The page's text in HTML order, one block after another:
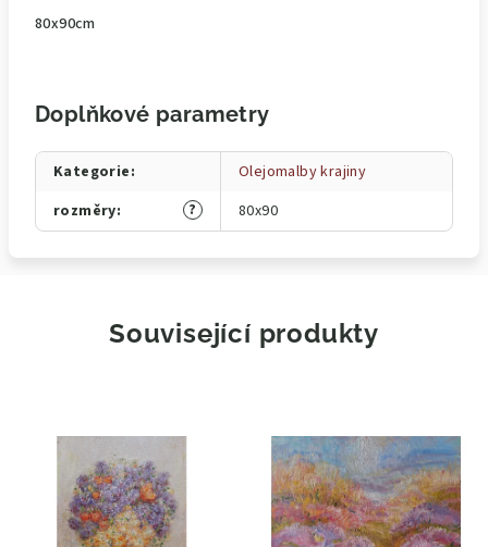
80x90cm
Doplňkové parametry
Kategorie:
Olejomalby krajiny
?
rozměry: 80x90
Související produkty